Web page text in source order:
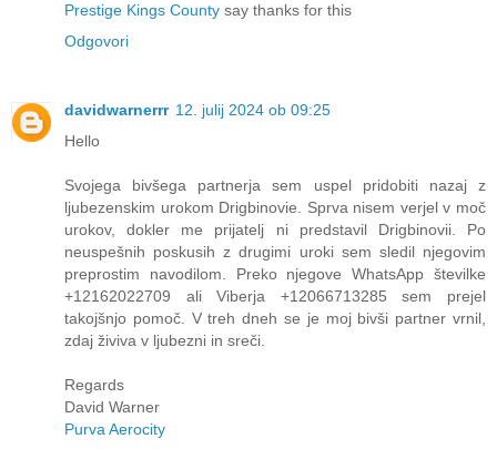
Prestige Kings County say thanks for this
Odgovori
davidwarnerrr 12. julij 2024 ob 09:25
Hello
Svojega bivšega partnerja sem uspel pridobiti nazaj z
ljubezenskim urokom Drigbinovie. Sprva nisem verjel v moč
urokov, dokler me prijatelj ni predstavil Drigbinovii. Po
neuspešnih poskusih z drugimi uroki sem sledil njegovim
preprostim navodilom. Preko njegove WhatsApp številke
+12162022709 ali Viberja +12066713285 sem prejel
takojšnjo pomoč. V treh dneh se je moj bivši partner vrnil,
zdaj živiva v ljubezni in sreči.
Regards
David Warner
Purva Aerocity